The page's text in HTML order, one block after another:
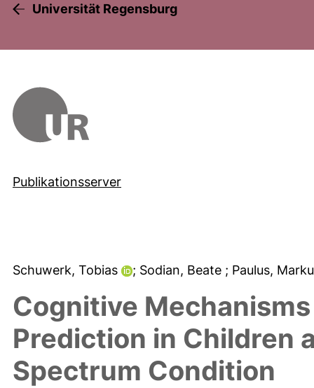
Universität Regensburg
Publikationsserver
Schuwerk, Tobias ; Sodian, Beate ; Paulus,
Cognitive
Prediction in Children
Spectrum Condition